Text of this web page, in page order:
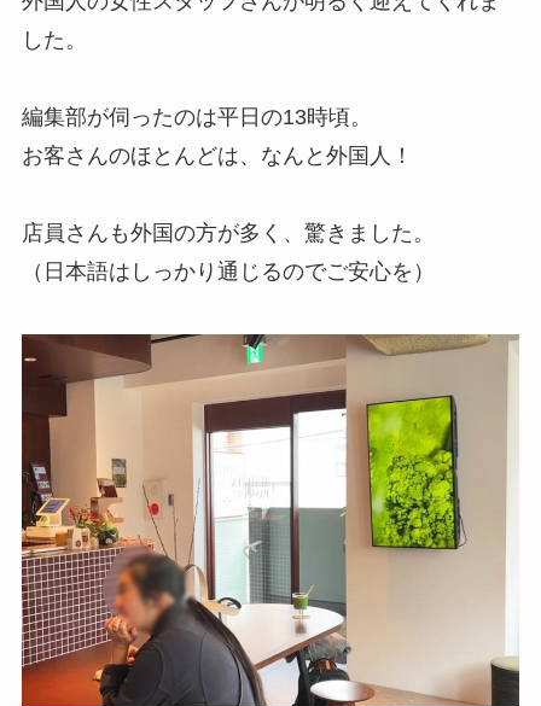
した。
編集部が伺ったのは平日の13時頃。
お客さんのほとんどは、なんと外国人！
店員さんも外国の方が多く、驚きました。
（日本語はしっかり通じるのでご安心を）